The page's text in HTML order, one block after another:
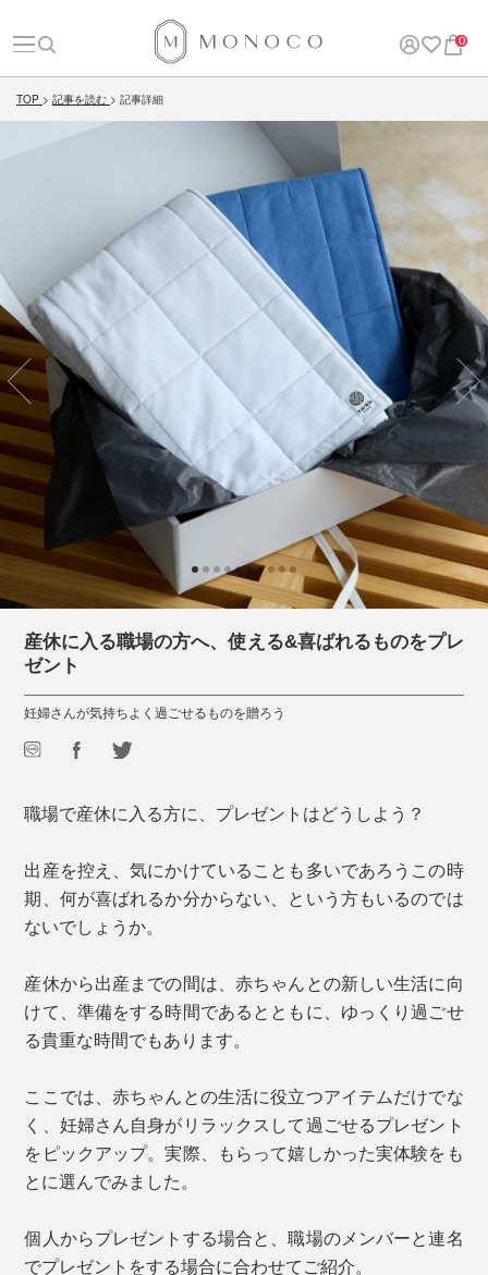
0
TOP 記事を読む 記事詳細
産休に入る職場の方へ、使える&喜ばれるものをプレ
ゼント
妊婦さんが気持ちよく過ごせるものを贈ろう
職場で産休に入る方に、プレゼントはどうしよう？
出産を控え、気にかけていることも多いであろうこの時
期、何が喜ばれるか分からない、という方もいるのでは
ないでしょうか。
産休から出産までの間は、赤ちゃんとの新しい生活に向
けて、準備をする時間であるとともに、ゆっくり過ごせ
る貴重な時間でもあります。
ここでは、赤ちゃんとの生活に役立つアイテムだけでな
く、妊婦さん自身がリラックスして過ごせるプレゼント
をピックアップ。実際、もらって嬉しかった実体験をも
とに選んでみました。
個人からプレゼントする場合と、職場のメンバーと連名
でプレゼントをする場合に合わせてご紹介。